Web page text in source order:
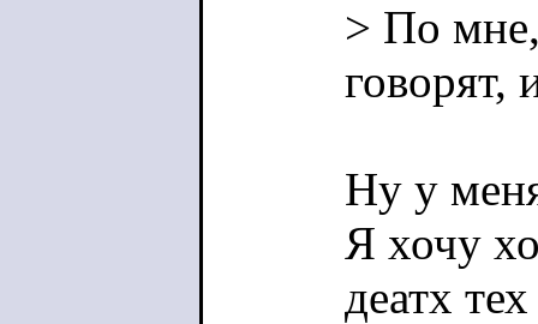
> По мне,
говорят,
Ну у
Я хочу
деатх